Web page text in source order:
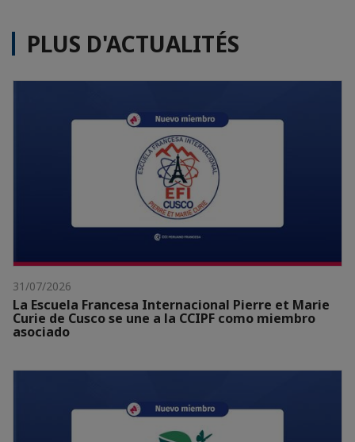
PLUS D'ACTUALITÉS
31/07/2026
La Escuela Francesa Internacional Pierre et Marie
Curie de Cusco se une a la CCIPF como miembro
asociado